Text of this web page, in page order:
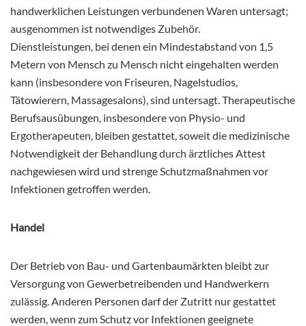
handwerklichen Leistungen verbundenen Waren untersagt;
ausgenommen ist notwendiges Zubehör.
Dienstleistungen, bei denen ein Mindestabstand von 1,5
Metern von Mensch zu Mensch nicht eingehalten werden
kann (insbesondere von Friseuren, Nagelstudios,
Tätowierern, Massagesalons), sind untersagt. Therapeutische
Berufsausübungen, insbesondere von Physio- und
Ergotherapeuten, bleiben gestattet, soweit die medizinische
Notwendigkeit der Behandlung durch ärztliches Attest
nachgewiesen wird und strenge Schutzmaßnahmen vor
Infektionen getroffen werden.
Handel
Der Betrieb von Bau- und Gartenbaumärkten bleibt zur
Versorgung von Gewerbetreibenden und Handwerkern
zulässig. Anderen Personen darf der Zutritt nur gestattet
werden, wenn zum Schutz vor Infektionen geeignete